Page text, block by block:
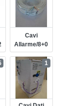
Cavi
Allarme/8+0
1